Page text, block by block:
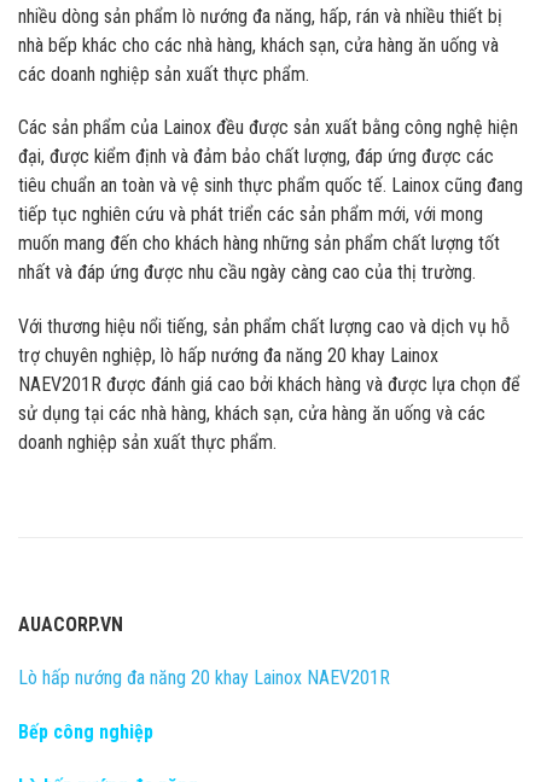
nhiều dòng sản phẩm lò nướng đa năng, hấp, rán và nhiều thiết bị
nhà bếp khác cho các nhà hàng, khách sạn, cửa hàng ăn uống và
các doanh nghiệp sản xuất thực phẩm.
Các sản phẩm của Lainox đều được sản xuất bằng công nghệ hiện
đại, được kiểm định và đảm bảo chất lượng, đáp ứng được các
tiêu chuẩn an toàn và vệ sinh thực phẩm quốc tế. Lainox cũng đang
tiếp tục nghiên cứu và phát triển các sản phẩm mới, với mong
muốn mang đến cho khách hàng những sản phẩm chất lượng tốt
nhất và đáp ứng được nhu cầu ngày càng cao của thị trường.
Với thương hiệu nổi tiếng, sản phẩm chất lượng cao và dịch vụ hỗ
trợ chuyên nghiệp, lò hấp nướng đa năng 20 khay Lainox
NAEV201R được đánh giá cao bởi khách hàng và được lựa chọn để
sử dụng tại các nhà hàng, khách sạn, cửa hàng ăn uống và các
doanh nghiệp sản xuất thực phẩm.
AUACORP.VN
Lò hấp nướng đa năng 20 khay Lainox NAEV201R
Bếp công nghiệp